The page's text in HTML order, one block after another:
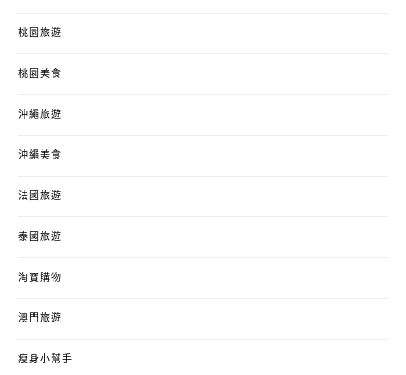
桃園旅遊
桃園美食
沖繩旅遊
沖繩美食
法國旅遊
泰國旅遊
淘寶購物
澳門旅遊
瘦身小幫手